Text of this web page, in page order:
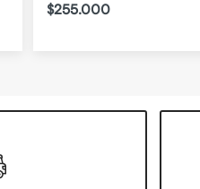
$255.000